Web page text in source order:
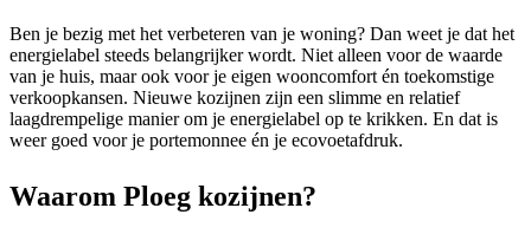
Ben je bezig met het verbeteren van je woning? Dan weet je dat het
energielabel steeds belangrijker wordt. Niet alleen voor de waarde
van je huis, maar ook voor je eigen wooncomfort én toekomstige
verkoopkansen. Nieuwe kozijnen zijn een slimme en relatief
laagdrempelige manier om je energielabel op te krikken. En dat is
weer goed voor je portemonnee én je ecovoetafdruk.
Waarom Ploeg kozijnen?